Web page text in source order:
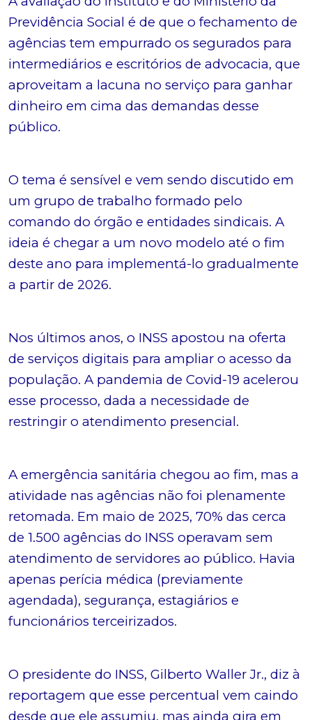
Previdência Social é de que o fechamento de
agências tem empurrado os segurados para
intermediários e escritórios de advocacia, que
aproveitam a lacuna no serviço para ganhar
dinheiro em cima das demandas desse
público.
O tema é sensível e vem sendo discutido em
um grupo de trabalho formado pelo
comando do órgão e entidades sindicais. A
ideia é chegar a um novo modelo até o fim
deste ano para implementá-lo gradualmente
a partir de 2026.
Nos últimos anos, o INSS apostou na oferta
de serviços digitais para ampliar o acesso da
população. A pandemia de Covid-19 acelerou
esse processo, dada a necessidade de
restringir o atendimento presencial.
A emergência sanitária chegou ao fim, mas a
atividade nas agências não foi plenamente
retomada. Em maio de 2025, 70% das cerca
de 1.500 agências do INSS operavam sem
atendimento de servidores ao público. Havia
apenas perícia médica (previamente
agendada), segurança, estagiários e
funcionários terceirizados.
O presidente do INSS, Gilberto Waller Jr., diz à
reportagem que esse percentual vem caindo
desde que ele assumiu, mas ainda gira em